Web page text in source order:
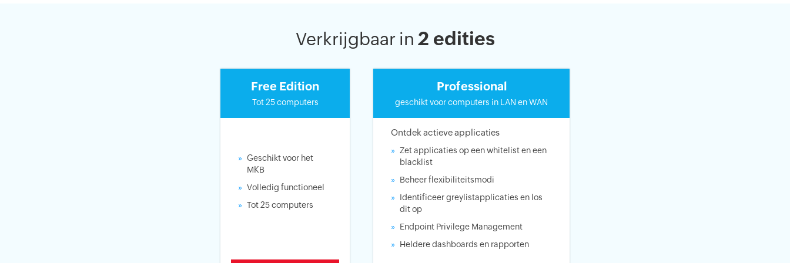
Verkrijgbaar in 2 edities
Free Edition
Tot 25 computers
Geschikt voor het
MKB
Volledig functioneel
Tot 25 computers
Professional
geschikt voor computers in LAN en WAN
Ontdek actieve applicaties
Zet applicaties op een whitelist en een
blacklist
Beheer flexibiliteitsmodi
Identificeer greylistapplicaties en los
dit op
Endpoint Privilege Management
Heldere dashboards en rapporten